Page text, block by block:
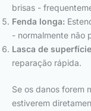
brisas -
Fenda longa:
- normalmente não
Lasca de
reparação rápida.
Se os danos forem
estiverem